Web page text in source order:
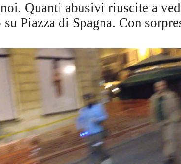
Quanti abusivi riuscite a
Piazza di Spagna. Con